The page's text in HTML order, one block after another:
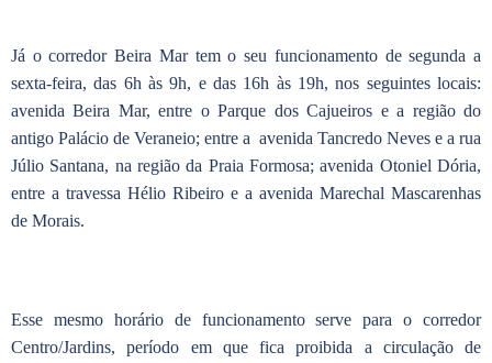
Já o corredor Beira Mar tem o seu funcionamento de segunda a
sexta-feira, das 6h às 9h, e das 16h às 19h, nos seguintes locais:
avenida Beira Mar, entre o Parque dos Cajueiros e a região do
antigo Palácio de Veraneio; entre a avenida Tancredo Neves e a rua
Júlio Santana, na região da Praia Formosa; avenida Otoniel Dória,
entre a travessa Hélio Ribeiro e a avenida Marechal Mascarenhas
de Morais.
Esse mesmo horário de funcionamento serve para o corredor
Centro/Jardins, período em que fica proibida a circulação de